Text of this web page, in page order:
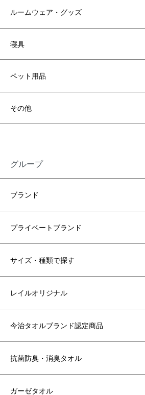
ルームウェア・グッズ
寝具
ペット用品
その他
グループ
ブランド
プライベートブランド
サイズ・種類で探す
レイルオリジナル
今治タオルブランド認定商品
抗菌防臭・消臭タオル
ガーゼタオル